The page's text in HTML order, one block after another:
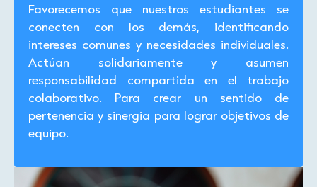
Favorecemos que nuestros estudiantes se
conecten con los demás, identificando
intereses comunes y necesidades individuales.
Actúan solidariamente y asumen
responsabilidad compartida en el trabajo
colaborativo. Para crear un sentido de
pertenencia y sinergia para lograr objetivos de
equipo.